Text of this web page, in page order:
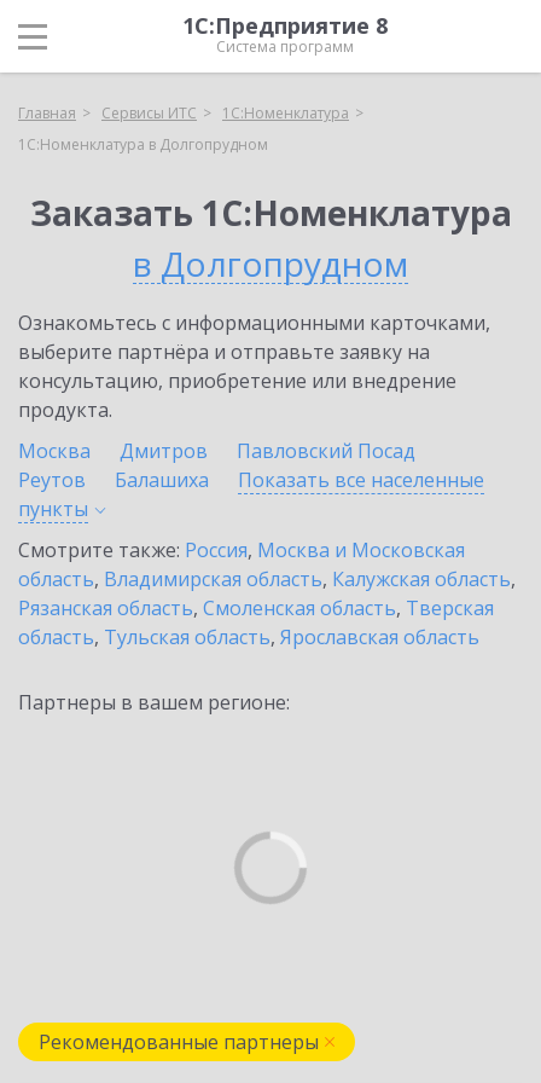
1С:Предприятие 8
Система программ
Главная Сервисы ИТС
1С:Номенклатура
1С:Номенклатура в Долгопрудном
Заказать 1С:Номенклатура
в Долгопрудном
Ознакомьтесь с информационными карточками,
выберите партнёра и отправьте заявку на
консультацию, приобретение или внедрение
продукта.
Москва
Дмитров
Павловский Посад
Реутов
Балашиха
Показать все населенные
пункты
Смотрите также: Россия, Москва и Московская
область, Владимирская область, Калужская область,
Рязанская область, Смоленская область, Тверская
область, Тульская область, Ярославская область
Партнеры в вашем регионе:
Рекомендованные партнеры